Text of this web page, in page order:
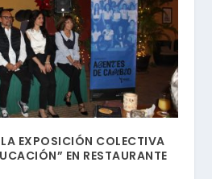
EXPOSICIÓN COLECTIVA
EN RESTAURANTE